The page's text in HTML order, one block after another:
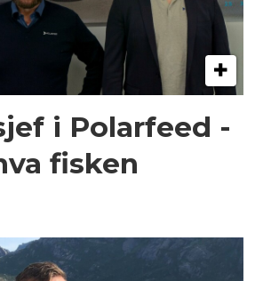
i Polarfeed -
fisken